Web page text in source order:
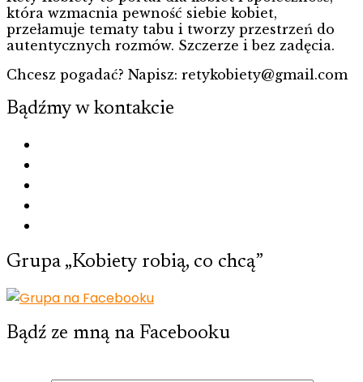
która wzmacnia pewność siebie kobiet,
przełamuje tematy tabu i tworzy przestrzeń do
autentycznych rozmów. Szczerze i bez zadęcia.
Chcesz pogadać? Napisz: retykobiety@gmail.com
Bądźmy w kontakcie
Grupa „Kobiety robią, co chcą”
Bądź ze mną na Facebooku